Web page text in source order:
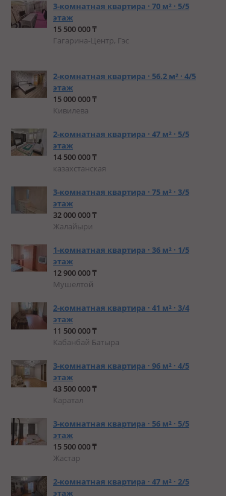
3-комнатная квартира · 70 м² · 5/5
этаж
15 500 000 ₸
Гагарина-Центр, Гэс
2-комнатная квартира · 56.2 м² · 4/5
этаж
15 000 000 ₸
Кивилева
2-комнатная квартира · 47 м² · 5/5
этаж
14 500 000 ₸
казахстанская
3-комнатная квартира · 75 м² · 3/5
этаж
32 000 000 ₸
Жалайыри
1-комнатная квартира · 36 м² · 1/5
этаж
12 900 000 ₸
Мушелтой
2-комнатная квартира · 41 м² · 3/4
этаж
11 500 000 ₸
Кабанбай Батыра
3-комнатная квартира · 96 м² · 4/5
этаж
43 500 000 ₸
Каратал
3-комнатная квартира · 56 м² · 5/5
этаж
15 500 000 ₸
Жастар
2-комнатная квартира · 47 м² · 2/5
этаж